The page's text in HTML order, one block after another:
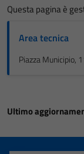
Questa pagina è
Area tecnica
Piazza Municipio,
Ultimo